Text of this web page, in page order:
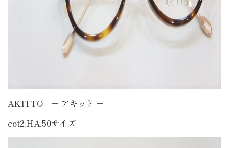
AKITTO － アキット －
cot2.HA.50サイズ